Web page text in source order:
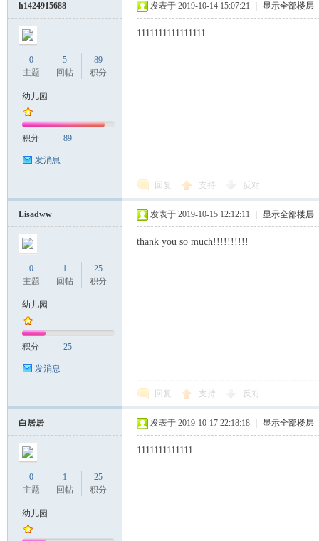
h1424915688
0
主题
5
回帖
89
积分
幼儿园
积分 89
发消息
发表于 2019-10-14 15:07:21 显示全部楼层
1111111111111111
回复 支持 反对
Lisadww
0
主题
1
回帖
25
积分
幼儿园
积分 25
发消息
发表于 2019-10-15 12:12:11 显示全部楼层
thank you so much!!!!!!!!!!
回复 支持 反对
白居居
0
主题
1
回帖
25
积分
幼儿园
发表于 2019-10-17 22:18:18 显示全部楼层
1111111111111